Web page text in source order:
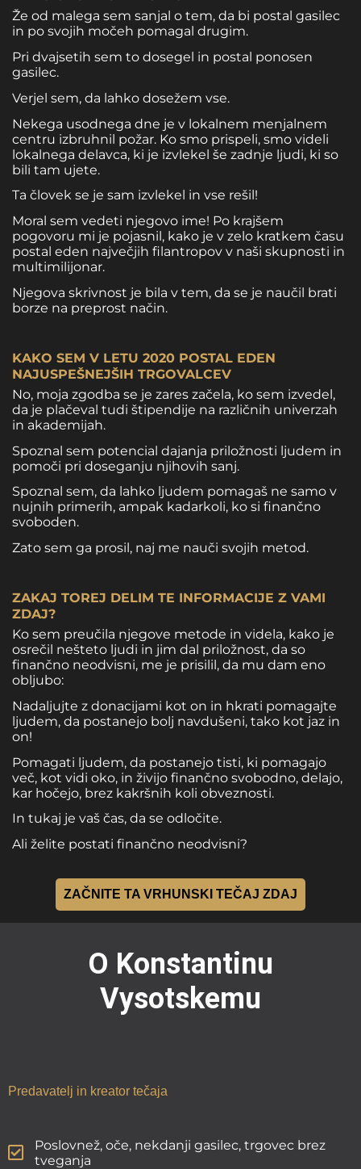
Že od malega sem sanjal o tem, da bi postal gasilec
in po svojih močeh pomagal drugim.
Pri dvajsetih sem to dosegel in postal ponosen
gasilec.
Verjel sem, da lahko dosežem vse.
Nekega usodnega dne je v lokalnem menjalnem
centru izbruhnil požar. Ko smo prispeli, smo videli
lokalnega delavca, ki je izvlekel še zadnje ljudi, ki so
bili tam ujete.
Ta človek se je sam izvlekel in vse rešil!
Moral sem vedeti njegovo ime! Po krajšem
pogovoru mi je pojasnil, kako je v zelo kratkem času
postal eden največjih filantropov v naši skupnosti in
multimilijonar.
Njegova skrivnost je bila v tem, da se je naučil brati
borze na preprost način.
KAKO SEM V LETU 2020 POSTAL EDEN
NAJUSPEŠNEJŠIH TRGOVALCEV
No, moja zgodba se je zares začela, ko sem izvedel,
da je plačeval tudi štipendije na različnih univerzah
in akademijah.
Spoznal sem potencial dajanja priložnosti ljudem in
pomoči pri doseganju njihovih sanj.
Spoznal sem, da lahko ljudem pomagaš ne samo v
nujnih primerih, ampak kadarkoli, ko si finančno
svoboden.
Zato sem ga prosil, naj me nauči svojih metod.
ZAKAJ TOREJ DELIM TE INFORMACIJE Z VAMI
ZDAJ?
Ko sem preučila njegove metode in videla, kako je
osrečil nešteto ljudi in jim dal priložnost, da so
finančno neodvisni, me je prisilil, da mu dam eno
obljubo:
Nadaljujte z donacijami kot on in hkrati pomagajte
ljudem, da postanejo bolj navdušeni, tako kot jaz in
on!
Pomagati ljudem, da postanejo tisti, ki pomagajo
več, kot vidi oko, in živijo finančno svobodno, delajo,
kar hočejo, brez kakršnih koli obveznosti.
In tukaj je vaš čas, da se odločite.
Ali želite postati finančno neodvisni?
ZAČNITE TA VRHUNSKI TEČAJ ZDAJ
O Konstantinu
Vysotskemu
Predavatelj in kreator tečaja
Poslovnež, oče, nekdanji gasilec, trgovec brez
tveganja